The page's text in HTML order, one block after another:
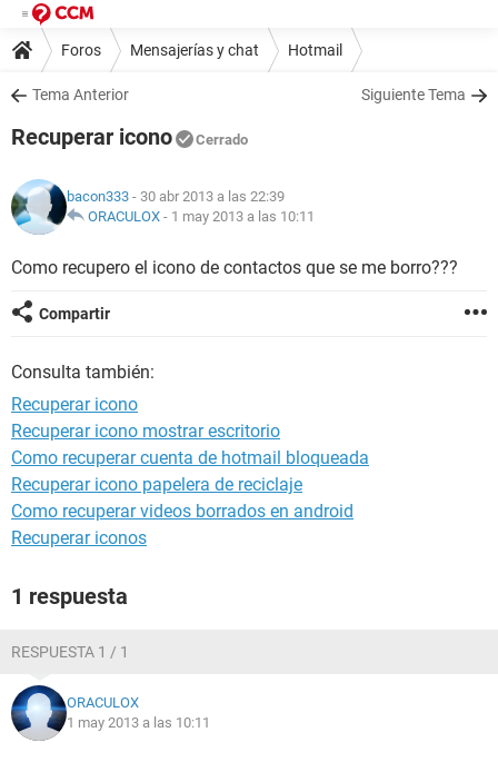
Foros Mensajerías y chat Hotmail
Tema Anterior Siguiente Tema
Recuperar icono Cerrado
bacon333 - 30 abr 2013 a las 22:39
ORACULOX - 1 may 2013 a las 10:11
Como recupero el icono de contactos que se me borro???
Compartir
Consulta también:
Recuperar icono
Recuperar icono mostrar escritorio
Como recuperar cuenta de hotmail bloqueada
Recuperar icono papelera de reciclaje
Como recuperar videos borrados en android
Recuperar iconos
1 respuesta
RESPUESTA 1 / 1
ORACULOX
1 may 2013 a las 10:11